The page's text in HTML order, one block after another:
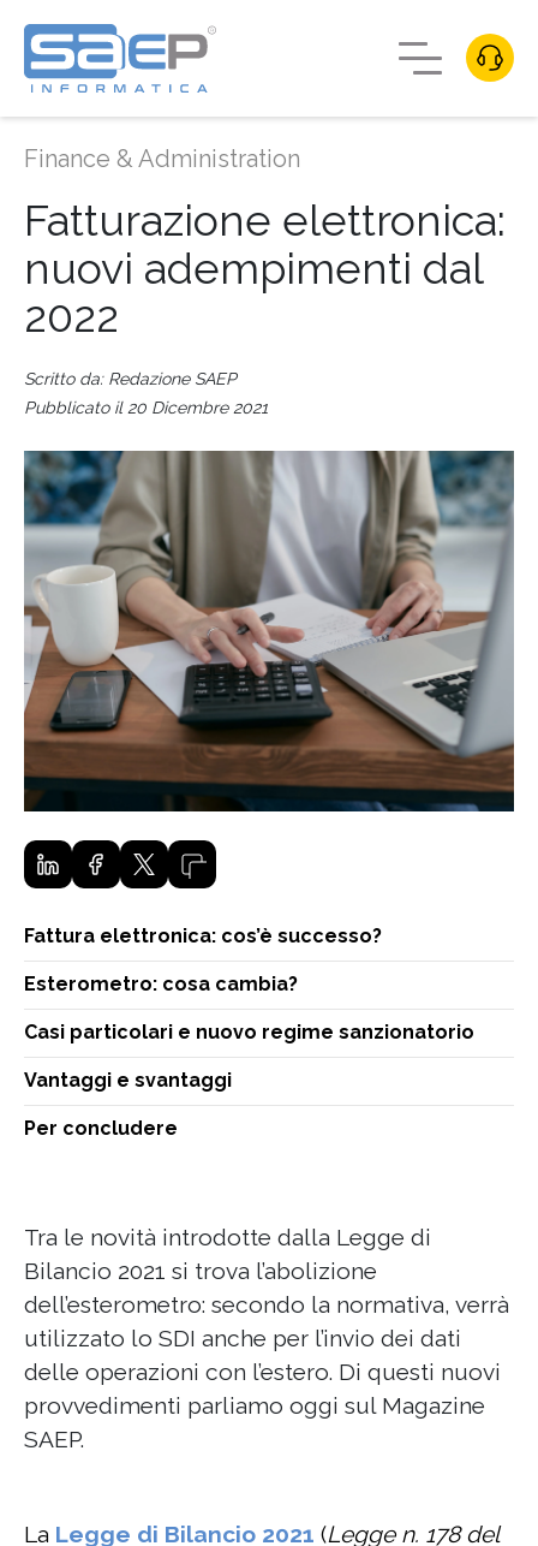
Finance & Administration
Fatturazione elettronica:
nuovi adempimenti dal
2022
Scritto da: Redazione SAEP
Pubblicato il 20 Dicembre 2021
Fattura elettronica: cos’è successo?
Esterometro: cosa cambia?
Casi particolari e nuovo regime sanzionatorio
Vantaggi e svantaggi
Per concludere
Tra le novità introdotte dalla Legge di
Bilancio 2021 si trova l’abolizione
dell’esterometro: secondo la normativa, verrà
utilizzato lo SDI anche per l’invio dei dati
delle operazioni con l’estero. Di questi nuovi
provvedimenti parliamo oggi sul Magazine
SAEP.
La Legge di Bilancio 2021 (Legge n. 178 del